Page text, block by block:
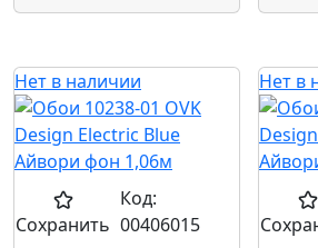
Нет в наличии
Сохранить
Код:
00406015
Нет в